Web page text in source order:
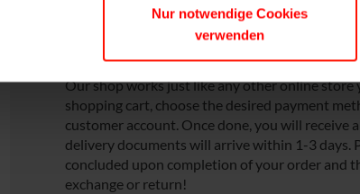
Nur notwendige Cookies
verwenden
Easy ordering process in our
Our shop works just like any other online
shopping cart, choose the desired payment
customer account. Once done, you will
delivery documents will arrive within 1-3 days.
concluded upon completion of your order and
exchange or return!